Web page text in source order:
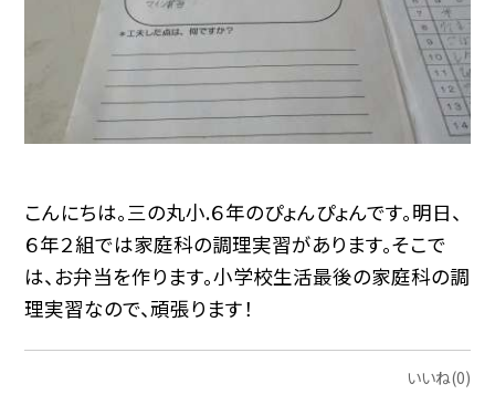
こんにちは。三の丸小.６年のぴょんぴょんです。明日、
６年２組では家庭科の調理実習があります。そこで
は、お弁当を作ります。小学校生活最後の家庭科の調
理実習なので、頑張ります！
いいね(0)